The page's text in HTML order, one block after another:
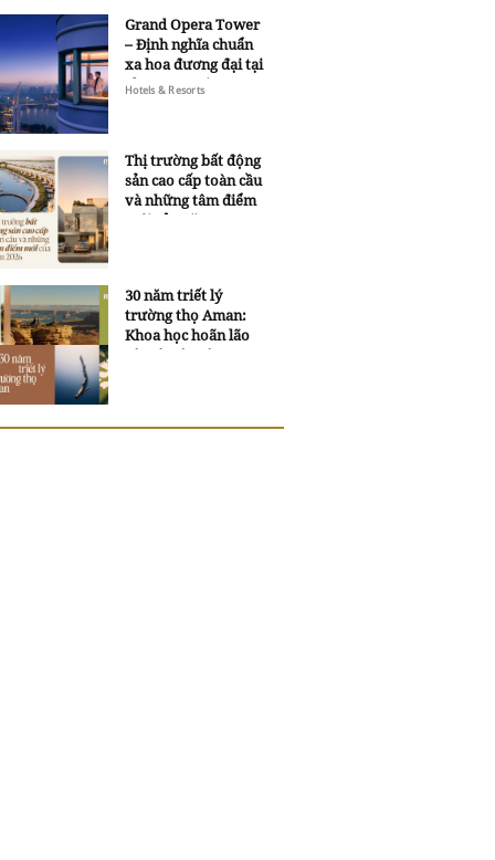
Grand Opera Tower
– Định nghĩa chuẩn
xa hoa đương đại tại
Sheraton Saigon
Hotels & Resorts
Thị trường bất động
sản cao cấp toàn cầu
và những tâm điểm
mới của năm 2026
30 năm triết lý
trường thọ Aman:
Khoa học hoãn lão
và trí tuệ ngàn xưa